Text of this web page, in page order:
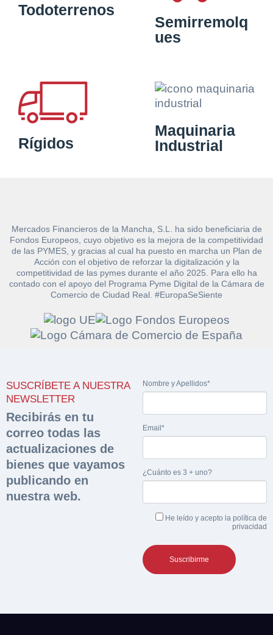
Todoterrenos
Semirremolq
ues
Rígidos
Maquinaria
Industrial
Mercados Financieros de la Mancha, S.L. ha sido beneficiaria de
Fondos Europeos, cuyo objetivo es la mejora de la competitividad
de las PYMES, y gracias al cual ha puesto en marcha un Plan de
Acción con el objetivo de reforzar la digitalización y la
competitividad de las pymes durante el año 2025. Para ello ha
contado con el apoyo del Programa Pyme Digital de la Cámara de
Comercio de Ciudad Real. #EuropaSeSiente
SUSCRÍBETE A NUESTRA
NEWSLETTER
Recibirás en tu
correo todas las
actualizaciones de
bienes que vayamos
publicando en
nuestra web.
Nombre y Apellidos*
Email*
¿Cuánto es 3 + uno?
He leído y acepto la política de
privacidad
documentación
sobre la peritación
Rellene este formulario y recibirá en su email el
enlace para descargar la documentación
Nombre y Apellidos*
Hacer Oferta
Razón social*
Teléfono*
Nombre y Apellidos*
Acepto la Política de Privacidad y las Condiciones de Uso.
Sobre Merfinsa
Venta de bienes muebles
Vehículos